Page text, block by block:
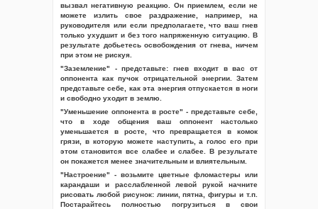
вызвал негативную реакцию. Он приемлем, если не
можете излить свое раздражение, например, на
руководителя или если предполагаете, что ваш гнев
только ухудшит и без того напряженную ситуацию. В
результате добьетесь освобождения от гнева, ничем
при этом не рискуя.
"Заземление" - представьте: гнев входит в вас от
оппонента как пучок отрицательной энергии. Затем
представьте себе, как эта энергия отпускается в ноги
и свободно уходит в землю.
"Уменьшение оппонента в росте" - представьте себе,
что в ходе общения ваш оппонент настолько
уменьшается в росте, что превращается в комок
грязи, в которую можете наступить, а голос его при
этом становится все слабее и слабее. В результате
он покажется менее значительным и влиятельным.
"Настроение" - возьмите цветные фломастеры или
карандаши и расслабленной левой рукой начните
рисовать любой рисунок: линии, пятна, фигуры и т.п.
Постарайтесь полностью погрузиться в свои